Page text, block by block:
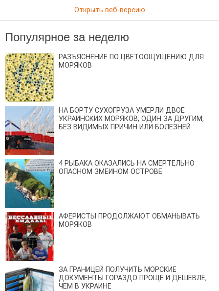
Открыть веб-версию
Популярное за неделю
РАЗЪЯСНЕНИЕ ПО ЦВЕТООЩУЩЕНИЮ ДЛЯ
МОРЯКОВ
НА БОРТУ СУХОГРУЗА УМЕРЛИ ДВОЕ
УКРАИНСКИХ МОРЯКОВ, ОДИН ЗА ДРУГИМ,
БЕЗ ВИДИМЫХ ПРИЧИН ИЛИ БОЛЕЗНЕЙ
4 РЫБАКА ОКАЗАЛИСЬ НА СМЕРТЕЛЬНО
ОПАСНОМ ЗМЕИНОМ ОСТРОВЕ
АФЕРИСТЫ ПРОДОЛЖАЮТ ОБМАНЫВАТЬ
МОРЯКОВ
ЗА ГРАНИЦЕЙ ПОЛУЧИТЬ МОРСКИЕ
ДОКУМЕНТЫ ГОРАЗДО ПРОЩЕ И ДЕШЕВЛЕ,
ЧЕМ В УКРАИНЕ